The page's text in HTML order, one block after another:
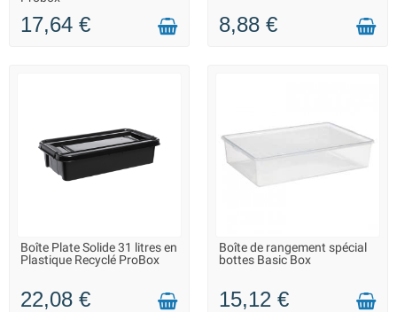
17,64 € 8,88 €
LIVRAISON 2 À 3 JOURS
Boîte Plate Solide 31 litres en
Plastique Recyclé ProBox
22,08 €
LIVRAISON 2 À 3 JOURS
Boîte de rangement spécial
bottes Basic Box
15,12 €